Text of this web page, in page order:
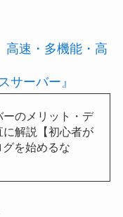
高速・多機能・高
サーバー』
ーのメリット・デ
に解説【初心者が
を始めるな